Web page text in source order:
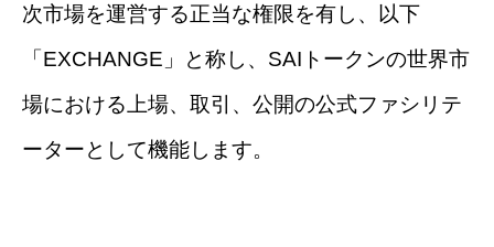
次市場を運営する正当な権限を有し、以下
「EXCHANGE」と称し、SAIトークンの世界市
場における上場、取引、公開の公式ファシリテ
ーターとして機能します。